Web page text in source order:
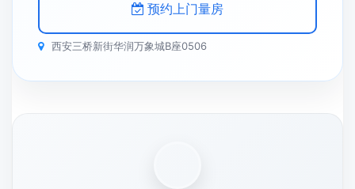
预约上门量房
西安三桥新街华润万象城B座0506